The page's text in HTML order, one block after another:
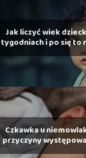
Jak liczyć wiek
tygodniach i po się to
Czkawka u
przyczyny
sposoby